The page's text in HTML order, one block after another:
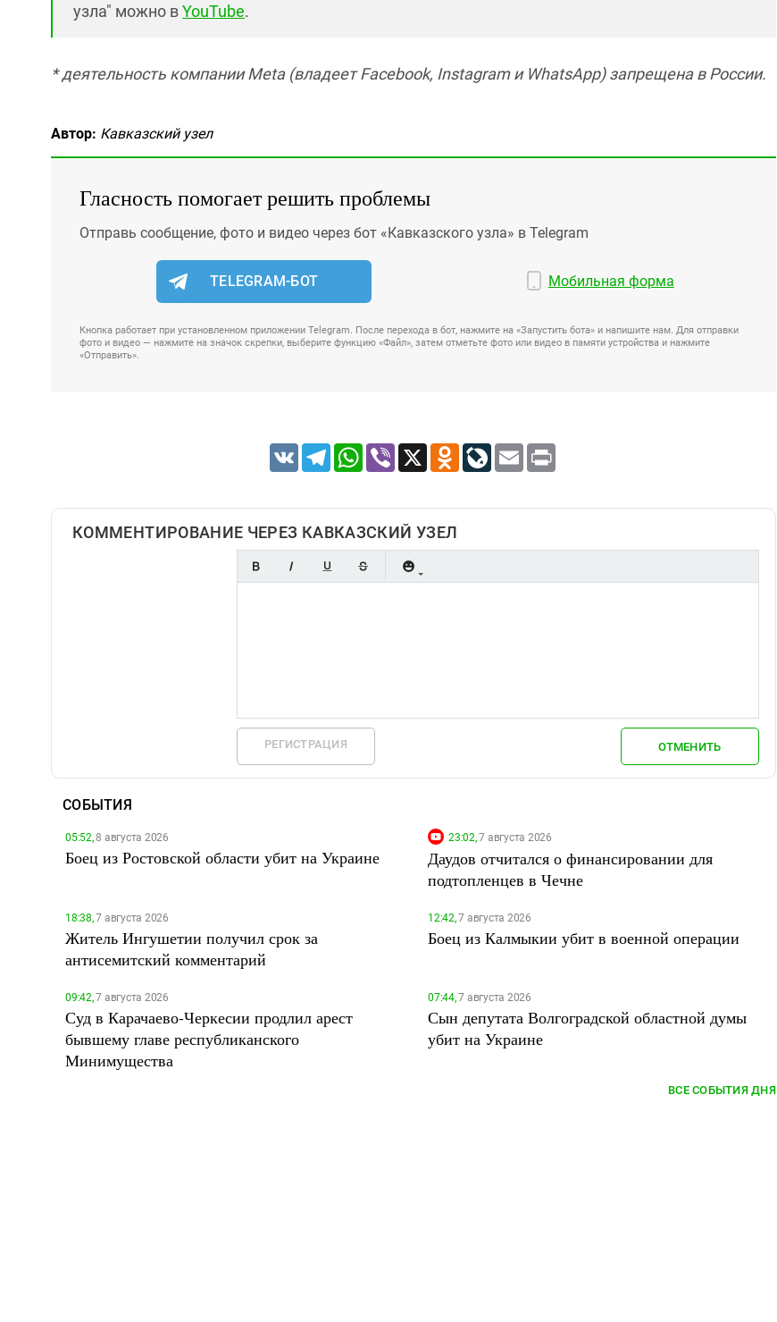
узла" можно вYouTube.
* деятельность компании Meta (владеет Facebook, Instagram и WhatsApp) запрещена в России.
Автор: Кавказский узел
Гласность помогает решить проблемы
Отправь сообщение, фото и видео через бот «Кавказского узла» в Telegram
TELEGRAM-БОТ Мобильная форма
Кнопка работает при установленном приложении Telegram. После перехода в бот, нажмите на «Запустить бота» и напишите нам. Для отправки
фото и видео — нажмите на значок скрепки, выберите функцию «Файл», затем отметьте фото или видео в памяти устройства и нажмите
«Отправить».
VK TelegramWhatsApp
Viber X Odnoklassniki
LiveJournal
Email
КОММЕНТИРОВАНИЕ ЧЕРЕЗ КАВКАЗСКИЙ УЗЕЛ
РЕГИСТРАЦИЯ ОТМЕНИТЬ
СОБЫТИЯ
05:52,8 августа 2026
Боец из Ростовской области убит на Украине
23:02,7 августа 2026
Даудов отчитался о финансировании для
подтопленцев в Чечне
18:38,7 августа 2026
Житель Ингушетии получил срок за
антисемитский комментарий
12:42,7 августа 2026
Боец из Калмыкии убит в военной операции
09:42,7 августа 2026
Суд в Карачаево-Черкесии продлил арест
бывшему главе республиканского
Минимущества
07:44,7 августа 2026
Сын депутата Волгоградской областной думы
убит на Украине
ВСЕ СОБЫТИЯ ДНЯ